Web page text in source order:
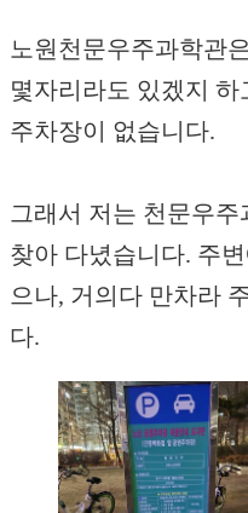
노원천문우주과학관
몇자리라도 있겠지 하
주차장이 없습니다.
그래서 저는 천문우
찾아 다녔습니다. 주
으나, 거의다 만차라
다.